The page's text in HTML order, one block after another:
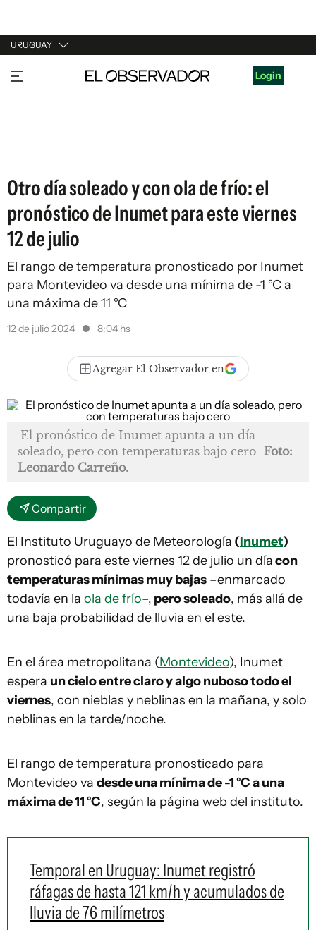
URUGUAY
URUGUAY
ARGENTINA
Login
Otro día soleado y con ola de frío: el
pronóstico de Inumet para este viernes
12 de julio
El rango de temperatura pronosticado por Inumet
para Montevideo va desde una mínima de -1 °C a
una máxima de 11 °C
12 de julio 2024 8:04 hs
Agregar El Observador en
El pronóstico de Inumet apunta a un día
soleado, pero con temperaturas bajo cero Foto:
Leonardo Carreño.
Compartir
El Instituto Uruguayo de Meteorología (Inumet)
pronosticó para este viernes 12 de julio un díacon
temperaturas mínimas muy bajas –enmarcado
todavía en la ola de frío–, pero soleado, más allá de
una baja probabilidad de lluvia en el este.
En el área metropolitana (Montevideo), Inumet
espera un cielo entre claro y algo nuboso todo el
viernes, con nieblas y neblinas en la mañana, y solo
neblinas en la tarde/noche.
El rango de temperatura pronosticado para
Montevideo va desde una mínima de -1 °C a una
máxima de 11 °C, según la página web del instituto.
Temporal en Uruguay: Inumet registró
ráfagas de hasta 121 km/h y acumulados de
lluvia de 76 milímetros